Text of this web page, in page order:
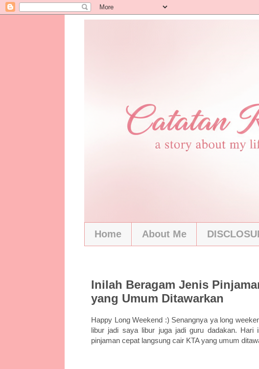
Home About Me
Inilah Beragam Jenis
yang Umum Ditawarkan
Happy Long Weekend :) Senangnya ya long
libur jadi saya libur juga jadi guru dadakan.
pinjaman cepat langsung cair KTA yang umum